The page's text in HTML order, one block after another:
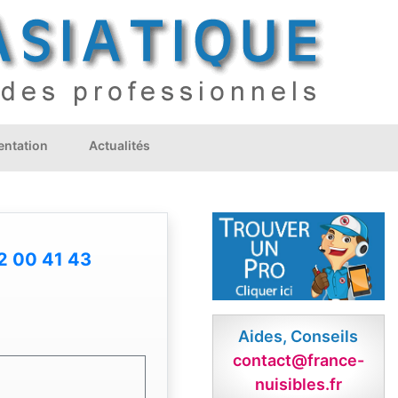
Actualités
00 41 43
Aides, Conseils
contact@france-
nuisibles.fr